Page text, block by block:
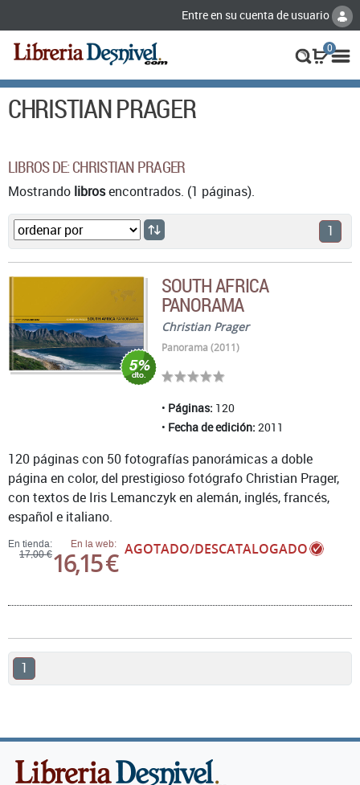
Entre en su cuenta de usuario
0
CHRISTIAN PRAGER
LIBROS DE: CHRISTIAN PRAGER
Mostrando librosencontrados. (1 páginas).
1
SOUTH AFRICA
PANORAMA
Christian Prager
Panorama (2011)
Páginas: 120
Fecha de edición: 2011
En tienda:
17,00 €
En la web:
16,15 € AGOTADO/DESCATALOGADO
120 páginas con 50 fotografías panorámicas a doble
página en color, del prestigioso fotógrafo Christian Prager,
con textos de Iris Lemanczyk en alemán, inglés, francés,
español e italiano.
1